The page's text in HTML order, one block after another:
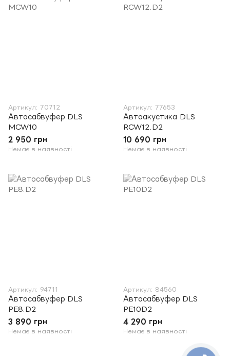
Артикул: 70712
Автосабвуфер DLS
MCW10
2 950 грн
Немає в наявності
Артикул: 77653
Автоакустика DLS
RCW12.D2
10 690 грн
Немає в наявності
Артикул: 94711
Автосабвуфер DLS
PE8.D2
3 890 грн
Немає в наявності
Артикул: 84560
Автосабвуфер DLS
PE10D2
4 290 грн
Немає в наявності